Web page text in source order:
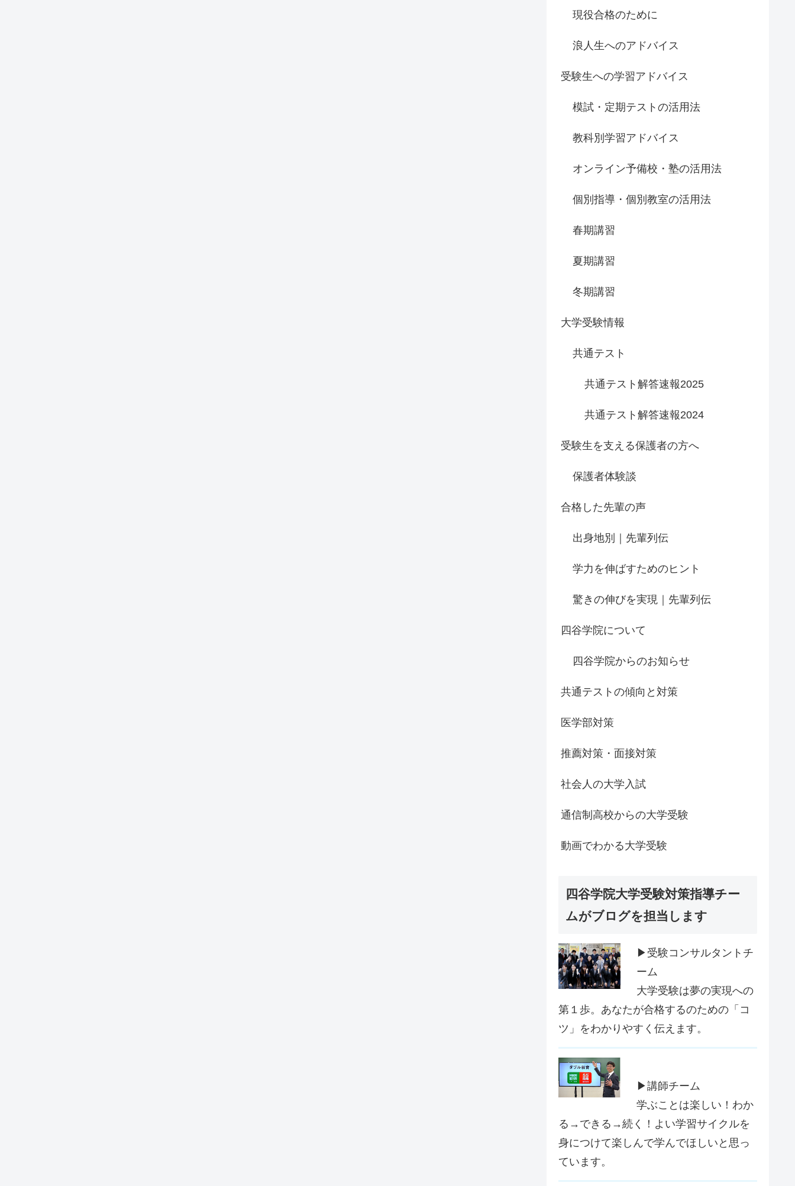
現役合格のために
浪人生へのアドバイス
受験生への学習アドバイス
模試・定期テストの活用法
教科別学習アドバイス
オンライン予備校・塾の活用法
個別指導・個別教室の活用法
春期講習
夏期講習
冬期講習
大学受験情報
共通テスト
共通テスト解答速報2025
共通テスト解答速報2024
受験生を支える保護者の方へ
保護者体験談
合格した先輩の声
出身地別｜先輩列伝
学力を伸ばすためのヒント
驚きの伸びを実現｜先輩列伝
四谷学院について
四谷学院からのお知らせ
共通テストの傾向と対策
医学部対策
推薦対策・面接対策
社会人の大学入試
通信制高校からの大学受験
動画でわかる大学受験
四谷学院大学受験対策指導チー
ムがブログを担当します
▶受験コンサルタントチ
ーム
大学受験は夢の実現への
第１歩。あなたが合格するのための「コ
ツ」をわかりやすく伝えます。
▶講師チーム
学ぶことは楽しい！わか
る→できる→続く！よい学習サイクルを
身につけて楽しんで学んでほしいと思っ
ています。